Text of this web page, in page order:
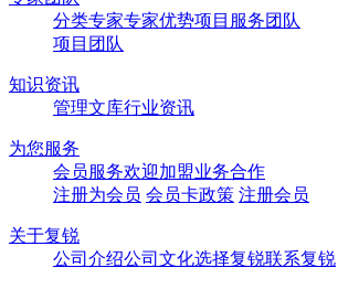
分类专家专家优势项目服务团队
项目团队
知识资讯
管理文库行业资讯
为您服务
会员服务欢迎加盟业务合作
注册为会员 会员卡政策 注册会员
关于复锐
公司介绍公司文化选择复锐联系复锐